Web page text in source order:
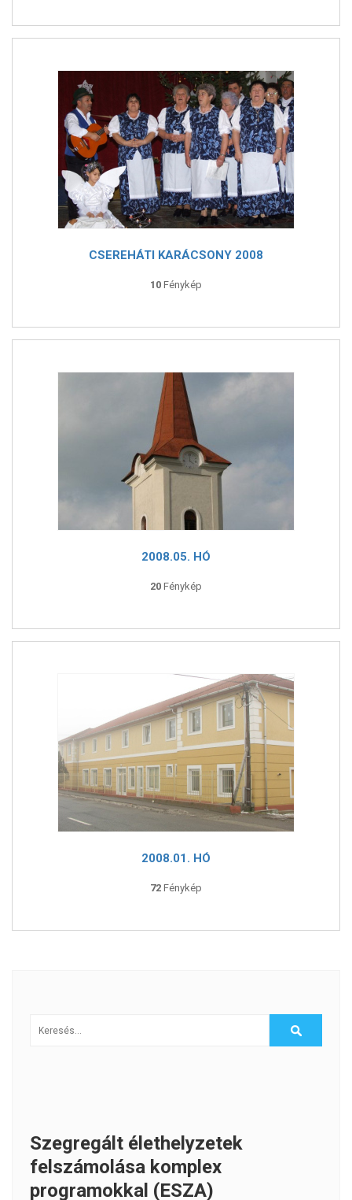
CSEREHÁTI KARÁCSONY 2008
10 Fénykép
2008.05. HÓ
20 Fénykép
2008.01. HÓ
72 Fénykép
Szegregált élethelyzetek
felszámolása komplex
programokkal (ESZA)